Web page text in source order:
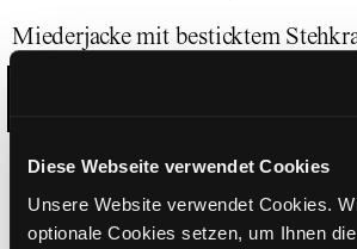
Diese Webseite verwendet Cookies
Unsere Website verwendet Cookies.
optionale Cookies setzen, um Ihnen
Miederjacke mit besticktem
GRÖSSE WÄHLEN
449 inkl. MwSt. / exkl. Versand